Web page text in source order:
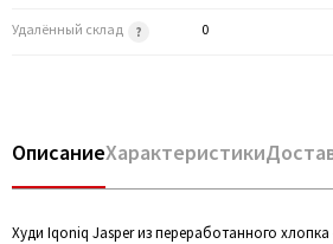
Удалённый склад 0
ОписаниеХарактеристики
Худи Iqoniq Jasper из переработанного